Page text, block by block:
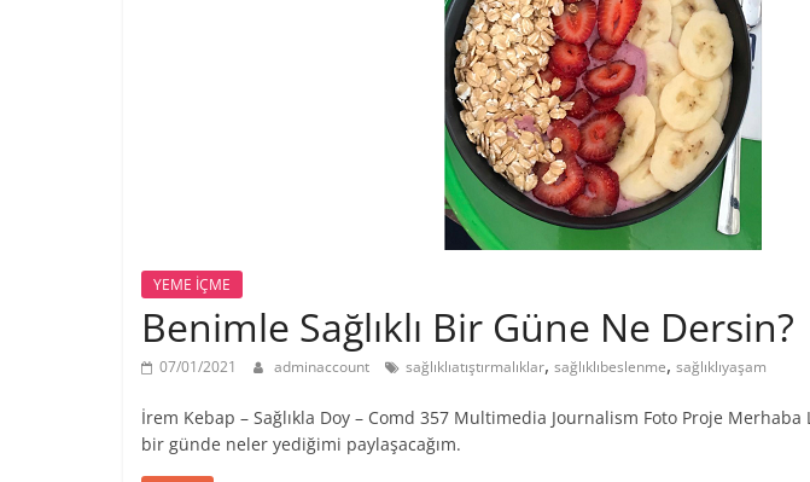
YEME İÇME
Benimle Sağlıklı Bir Güne Ne Dersin?
07/01/2021 adminaccount sağlıklıatıştırmalıklar, sağlıklıbeslenme, sağlıklıyaşam
İrem Kebap – Sağlıkla Doy – Comd 357 Multimedia Journalism Foto Proje
bir günde neler yediğimi paylaşacağım.